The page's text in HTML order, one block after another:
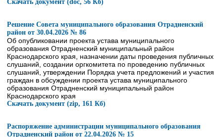
Скачать документ (doc, 56 Кб)
Решение Совета муниципального образования Отрадненский
район от 30.04.2026 № 86
Об опубликовании проекта устава муниципального
образования Отрадненский муниципальный район
Краснодарского края, назначении даты проведения публичных
слушаний, создании оргкомитета по проведению публичных
слушаний, утверждении Порядка учета предложений и участия
граждан в обсуждении проекта устава муниципального
образования Отрадненский муниципальный район
Краснодарского края
Скачать документ (zip, 161 Кб)
Распоряжение администрации муниципального образования
Отрадненский район от 22.04.2026 № 15